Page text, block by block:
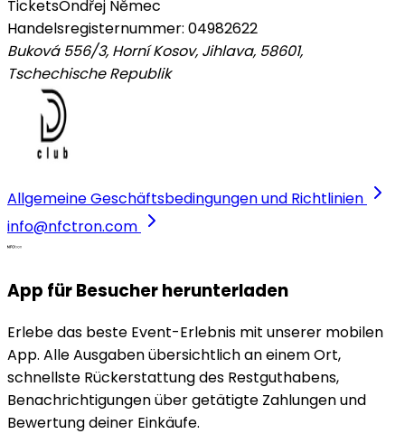
TicketsOndřej Němec
Handelsregisternummer: 04982622
Buková 556/3, Horní Kosov, Jihlava, 58601,
Tschechische Republik
Allgemeine Geschäftsbedingungen und Richtlinien
info@nfctron.com
App für Besucher herunterladen
Erlebe das beste Event-Erlebnis mit unserer mobilen
App. Alle Ausgaben übersichtlich an einem Ort,
schnellste Rückerstattung des Restguthabens,
Benachrichtigungen über getätigte Zahlungen und
Bewertung deiner Einkäufe.